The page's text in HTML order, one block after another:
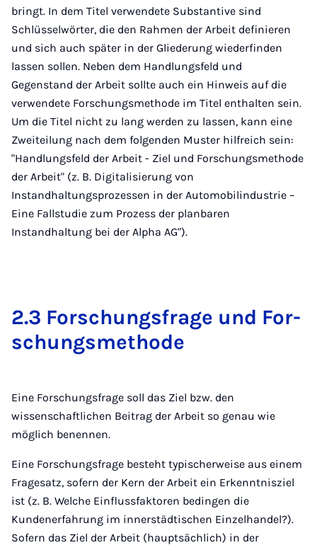
bringt. In dem Titel verwendete Substantive sind
Schlüsselwörter, die den Rahmen der Arbeit definieren
und sich auch später in der Gliederung wiederfinden
lassen sollen. Neben dem Handlungsfeld und
Gegenstand der Arbeit sollte auch ein Hinweis auf die
verwendete Forschungsmethode im Titel enthalten sein.
Um die Titel nicht zu lang werden zu lassen, kann eine
Zweiteilung nach dem folgenden Muster hilfreich sein:
"Handlungsfeld der Arbeit - Ziel und Forschungsmethode
der Arbeit" (z. B. Digitalisierung von
Instandhaltungsprozessen in der Automobilindustrie –
Eine Fallstudie zum Prozess der planbaren
Instandhaltung bei der Alpha AG").
2.3 For­schungs­fra­ge und For­
schungs­me­tho­de
Eine Forschungsfrage soll das Ziel bzw. den
wissenschaftlichen Beitrag der Arbeit so genau wie
möglich benennen.
Eine Forschungsfrage besteht typischerweise aus einem
Fragesatz, sofern der Kern der Arbeit ein Erkenntnisziel
ist (z. B. Welche Einflussfaktoren bedingen die
Kundenerfahrung im innerstädtischen Einzelhandel?).
Sofern das Ziel der Arbeit (hauptsächlich) in der